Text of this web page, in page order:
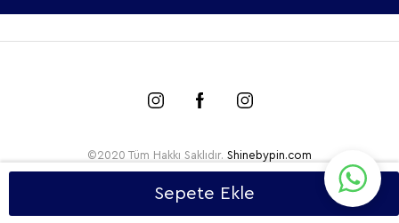
Sepete Ekle
©2020 Tüm Hakkı Saklıdır. Shinebypin.com
Sistemleriyle Hazırlanmıştır.